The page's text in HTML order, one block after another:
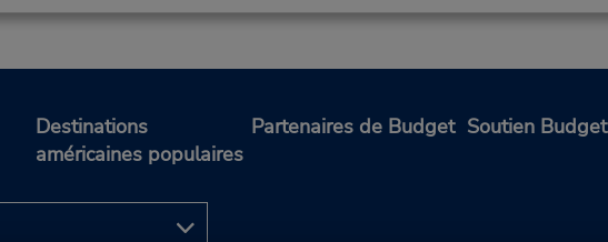
Destinations
américaines populaires
Partenaires de Budget Soutien Budget